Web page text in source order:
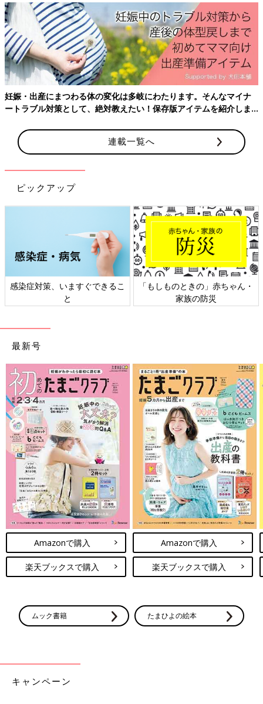
まくあけられなくて困ってしまう子も。そこであそママさんが見
ょうど入るサイズ感で、子どもでも簡単にあけられます！ふたは
取り外せないので落としたりなくしたりする心配がないのも嬉し
いポイントです。
ありそうでなかった!? Citron（シトロン）のふたが
外れないお弁当箱は開け閉めしやすい！
お弁当箱の開け閉めのしやすさも、子どもにとっては重要なポイ
ントです。totomiさんが愛用しているCitron（シトロン）のお弁
妊娠・出産にまつわる体の変化は多岐にわたります。そんなマイナ
ートラブル対策として、絶対教えたい！保存版アイテムを紹介しま
連載一覧へ
ピックアップ
感染症対策、いますぐできるこ
と
「もしものときの」赤ちゃん・
家族の防災
最新号
Amazonで購入
楽天ブックスで購入
Amazonで購入
楽天ブックスで購入
ムック書籍 たまひよの絵本
キャンペーン